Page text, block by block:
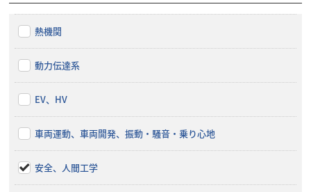
熱機関
動力伝達系
EV、HV
車両運動、車両開発、振動・騒音・乗り心地
安全、人間工学